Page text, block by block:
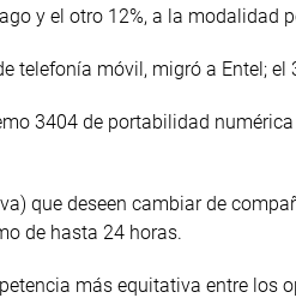
y el otro 12%, a la modalidad
telefonía móvil, migró a Entel; el
3404 de portabilidad
que deseen cambiar de
de hasta 24 horas.
más equitativa entre los